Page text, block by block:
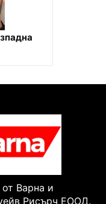
Варна и
Рисърч ЕООД.